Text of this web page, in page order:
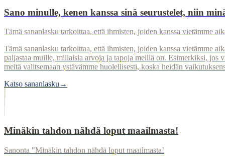
Sano minulle, kenen kanssa sinä seurustelet, niin
Tämä sananlasku tarkoittaa, että ihmisten, joiden kanssa vietämme
Tämä sananlasku tarkoittaa, että ihmisten, joiden kanssa vietämme
paljastaa muille, millaisia arvoja ja tapoja meillä on. Esimerkiksi, jos
meitä valitsemaan ystävämme huolellisesti, koska heidän
Katso sananlasku →
Minäkin tahdon nähdä loput maailmasta!
Sanonta "Minäkin tahdon nähdä loput maailmasta!